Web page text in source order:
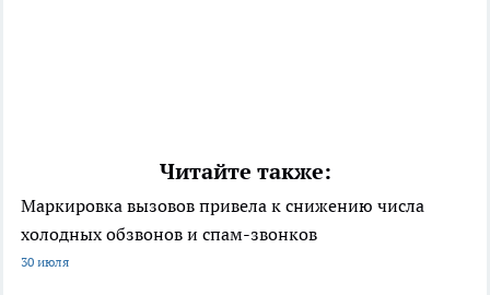
Читайте также:
Маркировка вызовов привела к снижению числа
холодных обзвонов и спам-звонков
30 июля